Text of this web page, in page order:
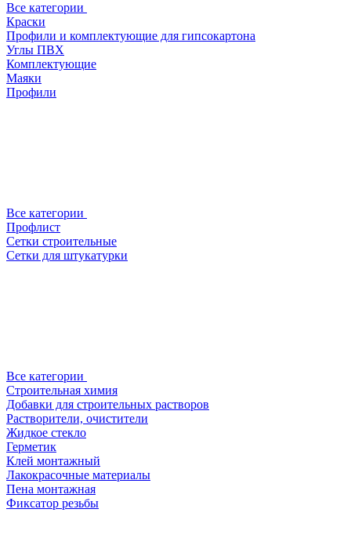
Все категории
Краски
Профили и комплектующие для гипсокартона
Углы ПВХ
Комплектующие
Маяки
Профили
Все категории
Профлист
Сетки строительные
Сетки для штукатурки
Все категории
Строительная химия
Добавки для строительных растворов
Растворители, очистители
Жидкое стекло
Герметик
Клей монтажный
Лакокрасочные материалы
Пена монтажная
Фиксатор резьбы